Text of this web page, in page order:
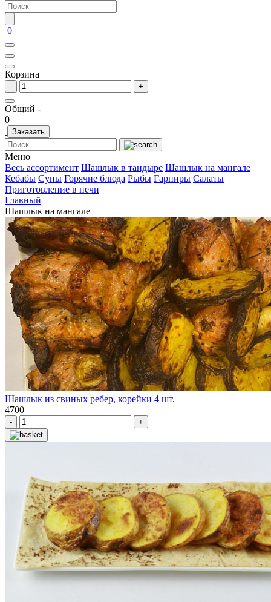
0
Корзина
- +
Общий -
0
Заказать
Меню
Весь ассортимент Шашлык в тандыре Шашлык на мангале
Кебабы Супы Горячие блюда Рыбы Гарниры Салаты
Приготовление в печи
Главный
Шашлык на мангале
Шашлык из свиных ребер, корейки 4 шт.
4700
- +